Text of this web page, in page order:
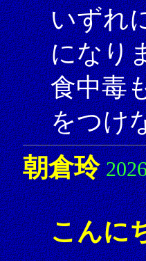
いずれ
になり
食中毒
をつけ
朝倉玲
こんに